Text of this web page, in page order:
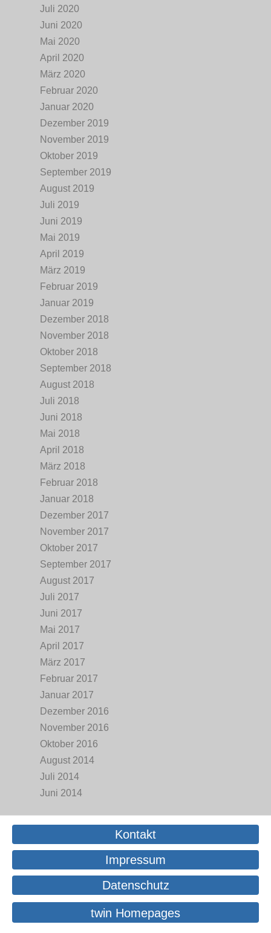
Juli 2020
Juni 2020
Mai 2020
April 2020
März 2020
Februar 2020
Januar 2020
Dezember 2019
November 2019
Oktober 2019
September 2019
August 2019
Juli 2019
Juni 2019
Mai 2019
April 2019
März 2019
Februar 2019
Januar 2019
Dezember 2018
November 2018
Oktober 2018
September 2018
August 2018
Juli 2018
Juni 2018
Mai 2018
April 2018
März 2018
Februar 2018
Januar 2018
Dezember 2017
November 2017
Oktober 2017
September 2017
August 2017
Juli 2017
Juni 2017
Mai 2017
April 2017
März 2017
Februar 2017
Januar 2017
Dezember 2016
November 2016
Oktober 2016
August 2014
Juli 2014
Juni 2014
Kontakt
Impressum
Datenschutz
twin Homepages